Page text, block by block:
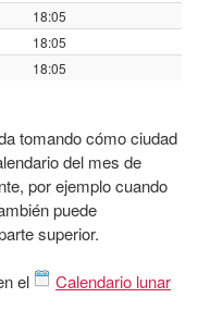
18:05
18:05
18:05
tomando cómo ciudad
del mes de
por ejemplo cuando
puede
superior.
el
Calendario lunar